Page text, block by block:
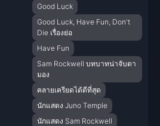
Good Luck
Good Luck, Have Fun, Don't
Die เรื่องย่อ
Have Fun
Sam Rockwell บทบาทน่าจับตา
มอง
คลายเครียดได้ดีที่สุด
นักแสดง Juno Temple
นักแสดง Sam Rockwell